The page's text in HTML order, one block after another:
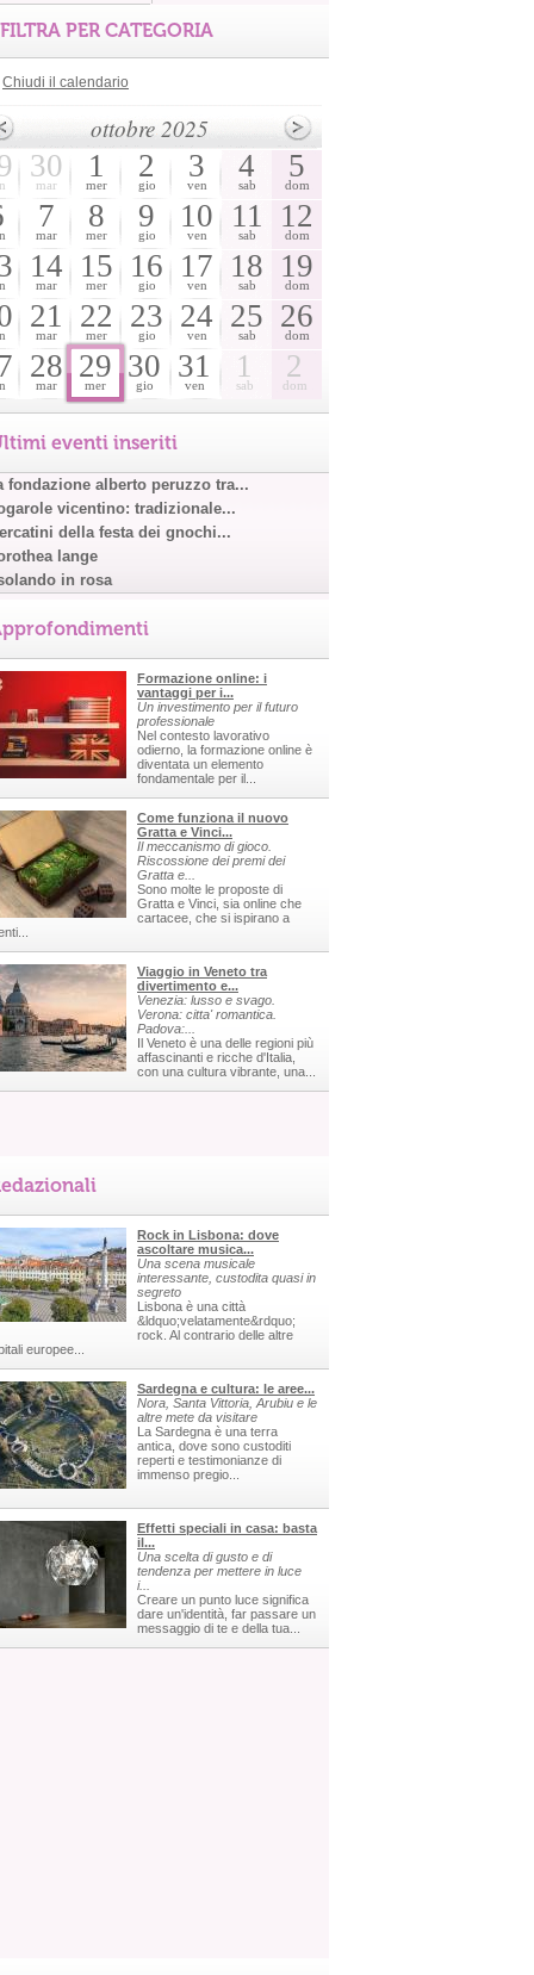
FILTRA PER CATEGORIA
Chiudi il calendario
ottobre 2025
30
mar
1
mer
2
gio
3
ven
4
sab
5
dom
7
mar
8
mer
9
gio
10
ven
11
sab
12
dom
14
mar
15
mer
16
gio
17
ven
18
sab
19
dom
21
mar
22
mer
23
gio
24
ven
25
sab
26
dom
28
mar
29
mer
30
gio
31
ven
1
sab
2
dom
eventi inseriti
fondazione alberto peruzzo tra...
vicentino: tradizionale...
della festa dei gnochi...
lange
in rosa
Formazione online: i
vantaggi per i...
Un investimento per il futuro
professionale
Nel contesto lavorativo
odierno, la formazione online è
diventata un elemento
fondamentale per il...
Come funziona il nuovo
Gratta e Vinci...
Il meccanismo di gioco.
Riscossione dei premi dei
Gratta e...
Sono molte le proposte di
Gratta e Vinci, sia online che
cartacee, che si ispirano a
Viaggio in Veneto tra
divertimento e...
Venezia: lusso e svago.
Verona: citta' romantica.
Padova:...
Il Veneto è una delle regioni più
affascinanti e ricche d'Italia,
con una cultura vibrante, una...
Rock in Lisbona: dove
ascoltare musica...
Una scena musicale
interessante, custodita quasi in
segreto
Lisbona è una città
&ldquo;velatamente&rdquo;
rock. Al contrario delle altre
europee...
Sardegna e cultura: le aree...
Nora, Santa Vittoria, Arubiu e le
altre mete da visitare
La Sardegna è una terra
antica, dove sono custoditi
reperti e testimonianze di
immenso pregio...
Effetti speciali in casa: basta
il...
Una scelta di gusto e di
tendenza per mettere in luce
i...
Creare un punto luce significa
dare un'identità, far passare un
messaggio di te e della tua...